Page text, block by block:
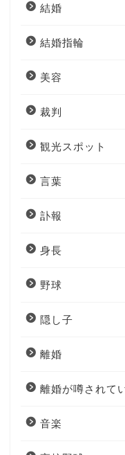
結婚
結婚指輪
美容
裁判
観光スポット
言葉
訃報
身長
野球
隠し子
離婚
離婚が噂されて
音楽